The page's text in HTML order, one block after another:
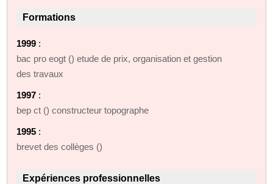
Formations
1999 :
bac pro eogt () etude de prix, organisation et gestion
des travaux
1997 :
bep ct () constructeur topographe
1995 :
brevet des collèges ()
Expériences professionnelles